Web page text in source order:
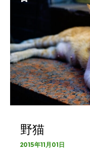
野猫
2015年11月01日